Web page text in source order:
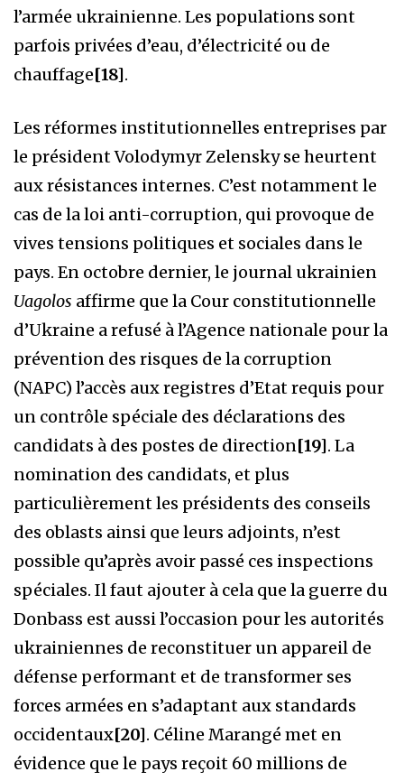
l’armée ukrainienne. Les populations sont
parfois privées d’eau, d’électricité ou de
chauffage[18].
Les réformes institutionnelles entreprises par
le président Volodymyr Zelensky se heurtent
aux résistances internes. C’est notamment le
cas de la loi anti-corruption, qui provoque de
vives tensions politiques et sociales dans le
pays. En octobre dernier, le journal ukrainien
Uagolos affirme que la Cour constitutionnelle
d’Ukraine a refusé à l’Agence nationale pour la
prévention des risques de la corruption
(NAPC) l’accès aux registres d’Etat requis pour
un contrôle spéciale des déclarations des
candidats à des postes de direction[19]. La
nomination des candidats, et plus
particulièrement les présidents des conseils
des oblasts ainsi que leurs adjoints, n’est
possible qu’après avoir passé ces inspections
spéciales. Il faut ajouter à cela que la guerre du
Donbass est aussi l’occasion pour les autorités
ukrainiennes de reconstituer un appareil de
défense performant et de transformer ses
forces armées en s’adaptant aux standards
occidentaux[20]. Céline Marangé met en
évidence que le pays reçoit 60 millions de